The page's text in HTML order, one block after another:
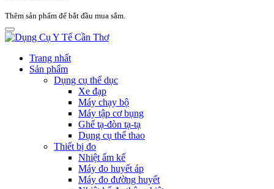
Thêm sản phẩm để bắt đầu mua sắm.
Trang nhất
Sản phẩm
Dụng cụ thể dục
Xe đạp
Máy chạy bộ
Máy tập cơ bụng
Ghế tạ-đòn tạ-tạ
Dụng cụ thể thao
Thiết bị đo
Nhiệt ẩm kế
Máy đo huyết áp
Máy đo đường huyết